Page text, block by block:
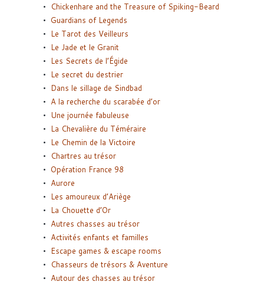
Chickenhare and the Treasure of Spiking-Beard
Guardians of Legends
Le Tarot des Veilleurs
Le Jade et le Granit
Les Secrets de l’Égide
Le secret du destrier
Dans le sillage de Sindbad
A la recherche du scarabée d’or
Une journée fabuleuse
La Chevalière du Téméraire
Le Chemin de la Victoire
Chartres au trésor
Opération France 98
Aurore
Les amoureux d’Ariège
La Chouette d’Or
Autres chasses au trésor
Activités enfants et familles
Escape games & escape rooms
Chasseurs de trésors & Aventure
Autour des chasses au trésor